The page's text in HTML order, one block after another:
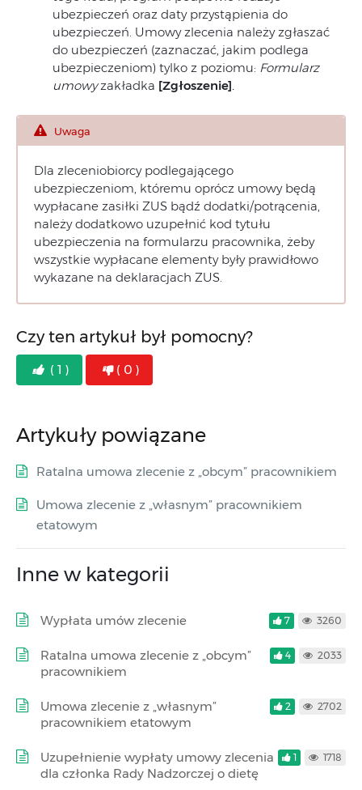
ubezpieczeń oraz daty przystąpienia do
ubezpieczeń. Umowy zlecenia należy zgłaszać
do ubezpieczeń (zaznaczać, jakim podlega
ubezpieczeniom) tylko z poziomu: Formularz
umowyzakładka [Zgłoszenie].
Uwaga
Dla zleceniobiorcy podlegającego
ubezpieczeniom, któremu oprócz umowy będą
wypłacane zasiłki ZUS bądź dodatki/potrącenia,
należy dodatkowo uzupełnić kod tytułu
ubezpieczenia na formularzu pracownika, żeby
wszystkie wypłacane elementy były prawidłowo
wykazane na deklaracjach ZUS.
Czy ten artykuł był pomocny?
( 1 ) ( 0 )
Artykuły powiązane
Ratalna umowa zlecenie z „obcym” pracownikiem
Umowa zlecenie z „własnym” pracownikiem
etatowym
Inne w kategorii
Wypłata umów zlecenie 7 3260
Ratalna umowa zlecenie z „obcym”
pracownikiem
4 2033
Umowa zlecenie z „własnym”
pracownikiem etatowym
2 2702
Uzupełnienie wypłaty umowy zlecenia
dla członka Rady Nadzorczej o dietę
1 1718